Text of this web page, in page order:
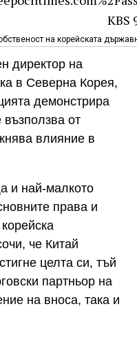
на корейската
директор на
в Северна Корея,
демонстрира
от
влияние в
и най-малкото
права и
че Китай
целта си, тъй
партньор на
на вноса, така и